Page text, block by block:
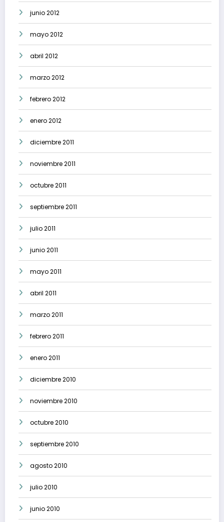
junio 2012
mayo 2012
abril 2012
marzo 2012
febrero 2012
enero 2012
diciembre 2011
noviembre 2011
octubre 2011
septiembre 2011
julio 2011
junio 2011
mayo 2011
abril 2011
marzo 2011
febrero 2011
enero 2011
diciembre 2010
noviembre 2010
octubre 2010
septiembre 2010
agosto 2010
julio 2010
junio 2010